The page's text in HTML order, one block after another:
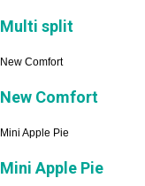
Multi split
New Comfort
New Comfort
Mini Apple Pie
Mini Apple Pie